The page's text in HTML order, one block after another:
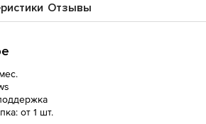
Отзывы
от 1 шт.